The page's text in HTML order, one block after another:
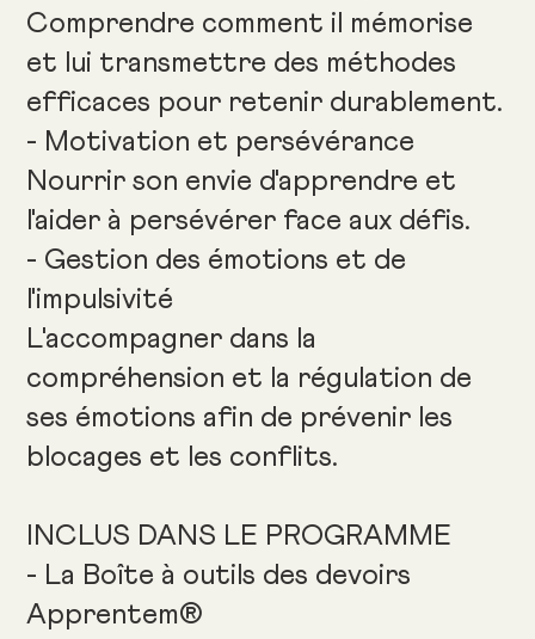
Comprendre comment il mémorise
et lui transmettre des méthodes
efficaces pour retenir durablement.
- Motivation et persévérance
Nourrir son envie d'apprendre et
l'aider à persévérer face aux défis.
- Gestion des émotions et de
l'impulsivité
L'accompagner dans la
compréhension et la régulation de
ses émotions afin de prévenir les
blocages et les conflits.
INCLUS DANS LE PROGRAMME
- La Boîte à outils des devoirs
Apprentem®